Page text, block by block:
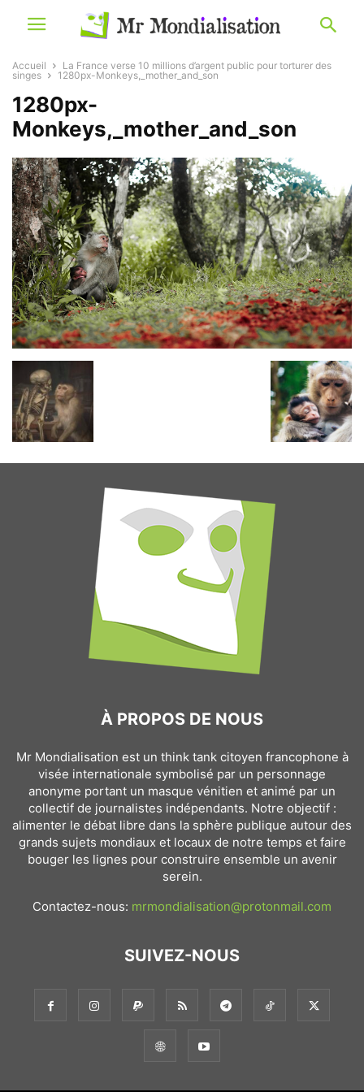
Accueil
La France verse 10 millions d’argent public pour torturer des
singes
1280px-Monkeys,_mother_and_son
1280px-
Monkeys,_mother_and_son
À PROPOS DE NOUS
Mr Mondialisation est un think tank citoyen francophone à
visée internationale symbolisé par un personnage
anonyme portant un masque vénitien et animé par un
collectif de journalistes indépendants. Notre objectif :
alimenter le débat libre dans la sphère publique autour des
grands sujets mondiaux et locaux de notre temps et faire
bouger les lignes pour construire ensemble un avenir
serein.
Contactez-nous: mrmondialisation@protonmail.com
SUIVEZ-NOUS